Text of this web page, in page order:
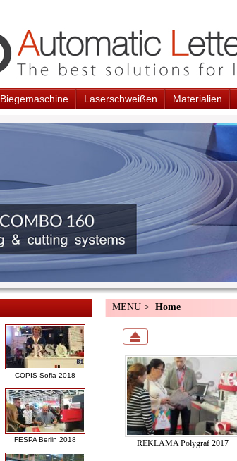
Biegemaschine Laserschweißen Materialien
COPIS Sofia 2018
FESPA Berlin 2018
MENU > Home
REKLAMA Polygraf 2017